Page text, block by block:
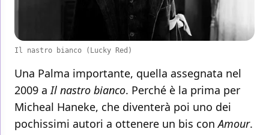
Il nastro bianco (Lucky Red)
Una Palma importante, quella assegnata nel
2009 a Il nastro bianco. Perché è la prima per
Micheal Haneke, che diventerà poi uno dei
pochissimi autori a ottenere un bis conAmour.